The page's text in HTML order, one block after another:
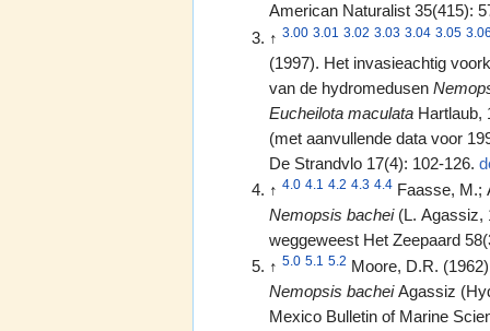
American Naturalist 35(415):
↑ 3.00 3.01 3.02 3.03 3.04 3.05
(1997). Het invasieachtig
van de hydromedusen
Eucheilota maculataHartlaub,
(met aanvullende data voor
De Strandvlo 17(4): 102-126.
↑ 4.0 4.1 4.2 4.3 4.4 Faasse, M.;
Nemopsis bachei(L. Agassiz,
weggeweest Het Zeepaard
↑ 5.0 5.1 5.2 Moore, D.R.
Nemopsis bacheiAgassiz
Mexico Bulletin of Marine